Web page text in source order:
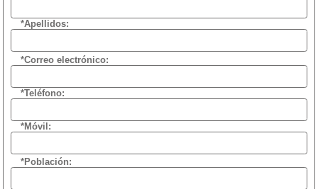
*Apellidos:
*Correo electrónico:
*Teléfono:
*Móvil:
*Población: